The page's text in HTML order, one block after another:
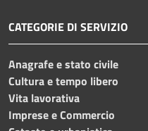
CATEGORIE DI SERVIZIO
Anagrafe e stato civile
Cultura e tempo libero
Vita lavorativa
Imprese e Commercio